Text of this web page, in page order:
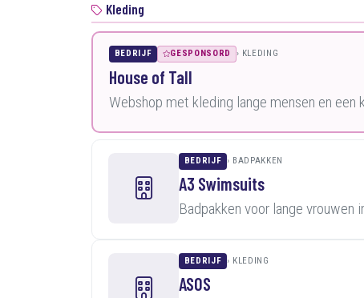
Kleding
BEDRIJF GESPONSORD KLEDING
House of Tall
Webshop met kleding lange mensen en een
BEDRIJF BADPAKKEN
A3 Swimsuits
Badpakken voor lange vrouwen
BEDRIJF KLEDING
ASOS